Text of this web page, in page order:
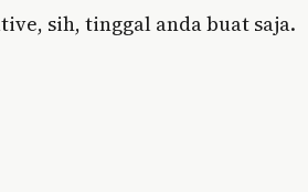
sih, tinggal anda buat saja.